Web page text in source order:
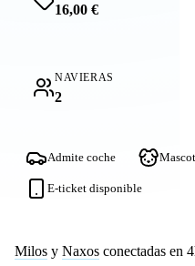
16,00 €
NAVIERAS
2
Admite coche
E-ticket disponible
Milos y Naxos conectadas en